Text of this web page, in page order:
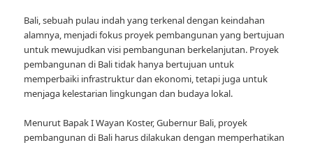
Bali, sebuah pulau indah yang terkenal dengan keindahan
alamnya, menjadi fokus proyek pembangunan yang bertujuan
untuk mewujudkan visi pembangunan berkelanjutan. Proyek
pembangunan di Bali tidak hanya bertujuan untuk
memperbaiki infrastruktur dan ekonomi, tetapi juga untuk
menjaga kelestarian lingkungan dan budaya lokal.
Menurut Bapak I Wayan Koster, Gubernur Bali, proyek
pembangunan di Bali harus dilakukan dengan memperhatikan